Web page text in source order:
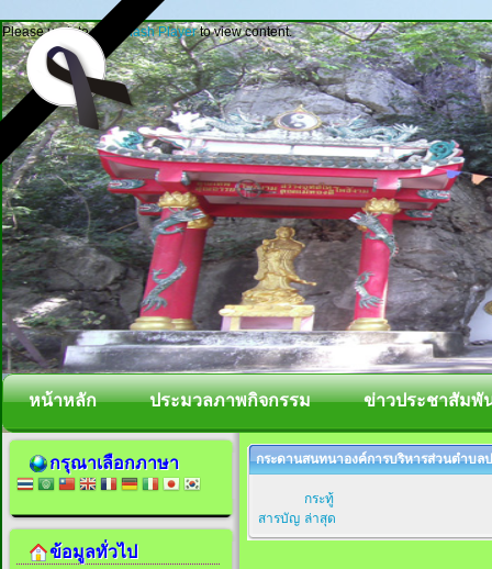
Please update your Flash Playerto view content.
หน้าหลัก ประมวลภาพกิจกรรม ข่าวประชาสัมพั
กระดานสนทนาองค์การบริหารส่วนตำบล
สารบัญ
กระทู้
ล่าสุด
กรุณาเลือกภาษา
ข้อมูลทั่วไป